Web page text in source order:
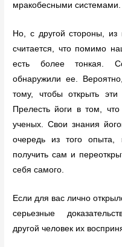
мракобесными системами.
Но, с другой стороны,
считается, что помимо
есть более тонкая.
обнаружили ее.
тому, чтобы открыть
Прелесть йоги в том,
ученых. Свои знания
очередь из того опыта,
получить сам и
себя самого.
Если для вас лично
серьезные
другой человек их